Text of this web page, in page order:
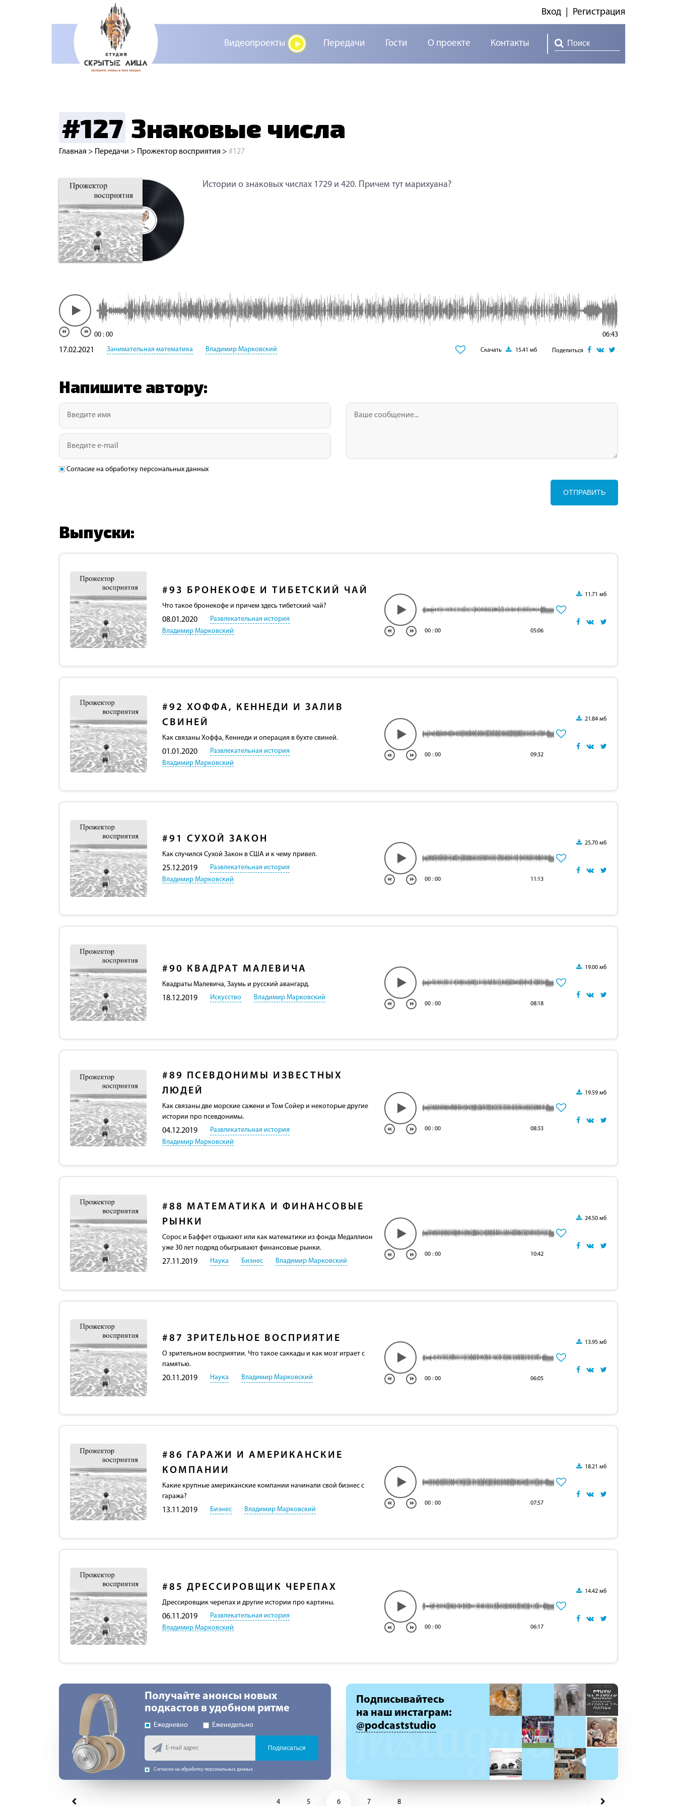
Видеопроекты Передачи Гости О проекте Контакты
Вход Регистрация
#127 Знаковые числа
Главная > Передачи > Прожектор восприятия > #127
Истории о знаковых числах 1729 и 420. Причем тут марихуана?
00 : 00 06:43
Скачать 15.41 мб Поделиться
17.02.2021 Занимательная математика Владимир Марковский
Напишите автору:
Согласие на обработку персональных данных
ОТПРАВИТЬ
Выпуски:
#93 БРОНЕКОФЕ И ТИБЕТСКИЙ ЧАЙ
Что такое бронекофе и причем здесь тибетский чай?
08.01.2020
Развлекательная история
Владимир Марковский
00 : 00 05:06
11.71 мб
#92 ХОФФА, КЕННЕДИ И ЗАЛИВ
СВИНЕЙ
Как связаны Хоффа, Кеннеди и операция в бухте свиней.
01.01.2020
Развлекательная история
Владимир Марковский
00 : 00 09:32
21.84 мб
#91 СУХОЙ ЗАКОН
Как случился Сухой Закон в США и к чему привел.
25.12.2019
Развлекательная история
Владимир Марковский
00 : 00 11:13
25.70 мб
#90 КВАДРАТ МАЛЕВИЧА
Квадраты Малевича, Заумь и русский авангард.
18.12.2019 Искусство Владимир Марковский
00 : 00 08:18
19.00 мб
#89 ПСЕВДОНИМЫ ИЗВЕСТНЫХ
ЛЮДЕЙ
Как связаны две морские сажени и Том Сойер и некоторые другие
истории про псевдонимы.
04.12.2019
Развлекательная история
Владимир Марковский
00 : 00 08:33
19.59 мб
#88 МАТЕМАТИКА И ФИНАНСОВЫЕ
РЫНКИ
Сорос и Баффет отдыхают или как математики из фонда Медаллион
уже 30 лет подряд обыгрывают финансовые рынки.
27.11.2019 Наука Бизнес Владимир Марковский
00 : 00 10:42
24.50 мб
#87 ЗРИТЕЛЬНОЕ ВОСПРИЯТИЕ
О зрительном восприятии. Что такое саккады и как мозг играет с
памятью.
20.11.2019 Наука Владимир Марковский 00 : 00 06:05
13.95 мб
#86 ГАРАЖИ И АМЕРИКАНСКИЕ
КОМПАНИИ
Какие крупные американские компании начинали свой бизнес с
гаража?
13.11.2019 Бизнес Владимир Марковский
00 : 00 07:57
18.21 мб
#85 ДРЕССИРОВЩИК ЧЕРЕПАХ
Дрессировщик черепах и другие истории про картины.
06.11.2019
Развлекательная история
Владимир Марковский
00 : 00 06:17
14.42 мб
Получайте анонсы новых
подкастов в удобном ритме
Ежедневно Еженедельно
Подписаться
Согласие на обработку персональных данных
Подписывайтесь
на наш инстаграм:
@podcaststudio
4 5 6 7 8